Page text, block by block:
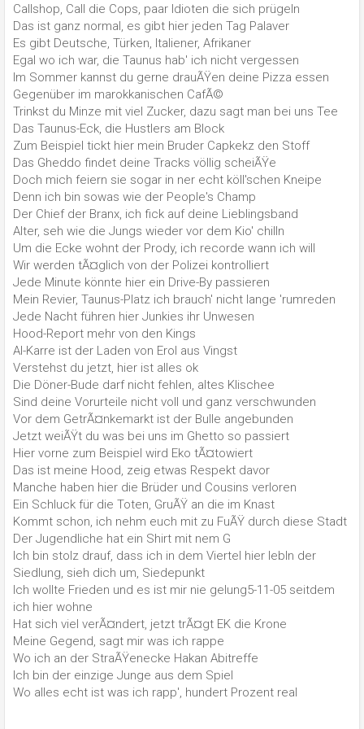
Callshop, Call die Cops, paar Idioten die sich prügeln
Das ist ganz normal, es gibt hier jeden Tag Palaver
Es gibt Deutsche, Türken, Italiener, Afrikaner
Egal wo ich war, die Taunus hab' ich nicht vergessen
Im Sommer kannst du gerne drauÃŸen deine Pizza essen
Gegenüber im marokkanischen CafÃ©
Trinkst du Minze mit viel Zucker, dazu sagt man bei uns Tee
Das Taunus-Eck, die Hustlers am Block
Zum Beispiel tickt hier mein Bruder Capkekz den Stoff
Das Gheddo findet deine Tracks völlig scheiÃŸe
Doch mich feiern sie sogar in ner echt köll'schen Kneipe
Denn ich bin sowas wie der People's Champ
Der Chief der Branx, ich fick auf deine Lieblingsband
Alter, seh wie die Jungs wieder vor dem Kio' chilln
Um die Ecke wohnt der Prody, ich recorde wann ich will
Wir werden tÃ¤glich von der Polizei kontrolliert
Jede Minute könnte hier ein Drive-By passieren
Mein Revier, Taunus-Platz ich brauch' nicht lange 'rumreden
Jede Nacht führen hier Junkies ihr Unwesen
Hood-Report mehr von den Kings
Al-Karre ist der Laden von Erol aus Vingst
Verstehst du jetzt, hier ist alles ok
Die Döner-Bude darf nicht fehlen, altes Klischee
Sind deine Vorurteile nicht voll und ganz verschwunden
Vor dem GetrÃ¤nkemarkt ist der Bulle angebunden
Jetzt weiÃŸt du was bei uns im Ghetto so passiert
Hier vorne zum Beispiel wird Eko tÃ¤towiert
Das ist meine Hood, zeig etwas Respekt davor
Manche haben hier die Brüder und Cousins verloren
Ein Schluck für die Toten, GruÃŸ an die im Knast
Kommt schon, ich nehm euch mit zu FuÃŸ durch diese Stadt
Der Jugendliche hat ein Shirt mit nem G
Ich bin stolz drauf, dass ich in dem Viertel hier lebIn der
Siedlung, sieh dich um, Siedepunkt
Ich wollte Frieden und es ist mir nie gelung5-11-05 seitdem
ich hier wohne
Hat sich viel verÃ¤ndert, jetzt trÃ¤gt EK die Krone
Meine Gegend, sagt mir was ich rappe
Wo ich an der StraÃŸenecke Hakan Abitreffe
Ich bin der einzige Junge aus dem Spiel
Wo alles echt ist was ich rapp', hundert Prozent real